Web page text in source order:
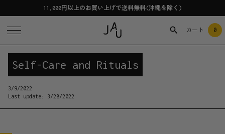
11,000円以上のお買い上げで送料無料(沖縄を除く)
カート 0
Self-Care and Rituals
3/9/2022
Last update: 3/28/2022